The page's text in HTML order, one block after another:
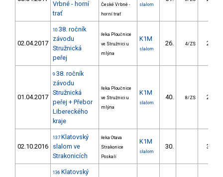
Vrbné - horní
trať
České Vrbné -
horní trať
slalom
02.04.2017
10 38. ročník
závodu
Stružnická
peřej
řeka Ploučnice
ve Stružnici u
mlýna
K1M
slalom
26. 4/ZS 20.50
01.04.2017
9 38. ročník
závodu
Stružnická
peřej + Přebor
Libereckého
kraje
řeka Ploučnice
ve Stružnici u
mlýna
K1M
slalom
40. 8/ZS 28.30
02.10.2016
137 Klatovský
slalom ve
Strakonicích
řeka Otava
Strakonice
Poskalí
K1M
slalom
30. 30.44
136 Klatovský